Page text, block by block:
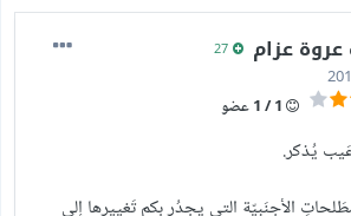
عروة عزام
يُذكر.
الأجنَبيّة التي يجدُر بِكم تَغييرها إِلى